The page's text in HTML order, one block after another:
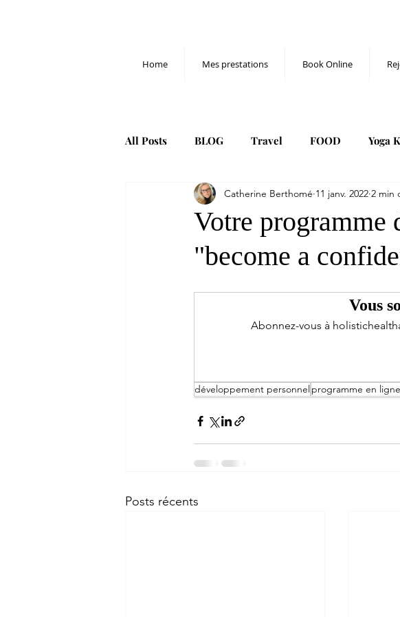
Home Mes prestations Book Online
All Posts BLOG Travel FOOD Yoga
THERAPIE SONIQUE yoga retreats
Votre programme
"become a
Catherine Berthomé 11 janv. 2022 2 min
Vous
Abonnez-vous à
développement personnelprogramme en ligne
Posts récents